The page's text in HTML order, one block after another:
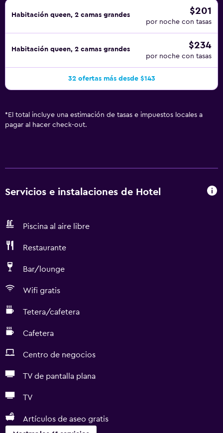
Habitación queen, 2 camas grandes $201
por noche con tasas
Habitación queen, 2 camas grandes $234
por noche con tasas
32 ofertas más desde $143
* El total incluye una estimación de tasas e impuestos locales a
pagar al hacer check-out.
Servicios e instalaciones de Hotel
Piscina al aire libre
Restaurante
Bar/lounge
Wifi gratis
Tetera/cafetera
Cafetera
Centro de negocios
TV de pantalla plana
TV
Artículos de aseo gratis